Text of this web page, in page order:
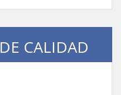
CALIDAD